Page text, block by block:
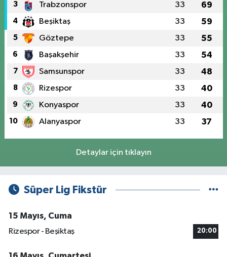
3 Trabzonspor 33 69
4 Beşiktaş 33 59
5 Göztepe 33 55
6 Başakşehir 33 54
7 Samsunspor 33 48
8 Rizespor 33 40
9 Konyaspor 33 40
10 Alanyaspor 33 37
Detaylar için tıklayın
Süper Lig Fikstür
15 Mayıs, Cuma
Rizespor - Beşiktaş
20:00